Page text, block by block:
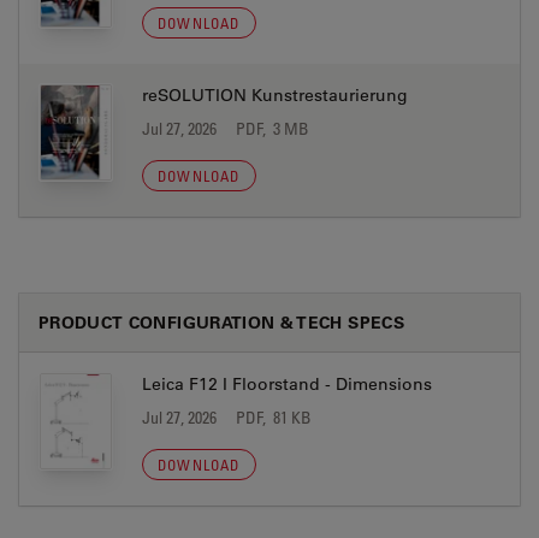
DOWNLOAD
reSOLUTION Kunstrestaurierung
Jul 27, 2026 PDF, 3 MB
DOWNLOAD
PRODUCT CONFIGURATION & TECH SPECS
Leica F12 I Floorstand - Dimensions
Jul 27, 2026 PDF, 81 KB
DOWNLOAD